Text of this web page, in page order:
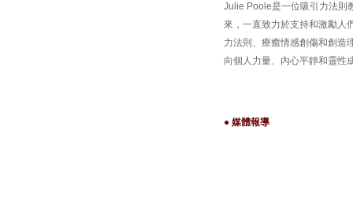
Julie Poole是一位吸引力法則
來，一直致力於支持和激勵人
力法則、療癒情感創傷和創造
向個人力量、內心平靜和靈性
● 媒體報導